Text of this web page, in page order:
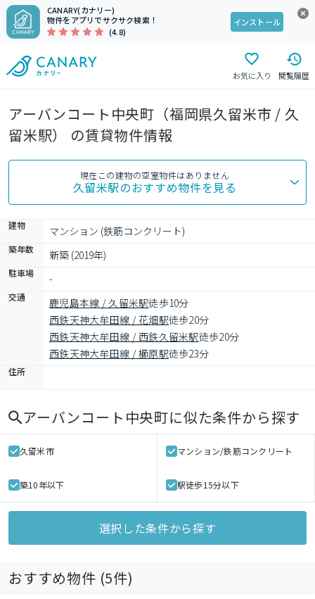
CANARY(カナリー)
物件をアプリでサクサク検索！
(4.8)
インストール
お気に入り 閲覧履歴
アーバンコート中央町（福岡県久留米市 / 久
留米駅） の賃貸物件情報
現在この建物の空室物件はありません
久留米駅のおすすめ物件を見る
建物 マンション (鉄筋コンクリート)
築年数 新築 (2019年)
駐車場 -
交通 鹿児島本線 / 久留米駅徒歩10分
西鉄天神大牟田線 / 花畑駅徒歩20分
西鉄天神大牟田線 / 西鉄久留米駅徒歩20分
西鉄天神大牟田線 / 櫛原駅徒歩23分
住所
アーバンコート中央町に似た条件から探す
久留米市 マンション/鉄筋コンクリート
築10年以下 駅徒歩15分以下
選択した条件から探す
おすすめ物件 (5件)